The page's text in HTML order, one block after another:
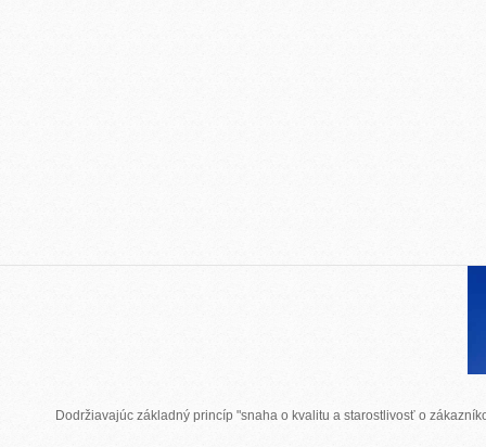
Dodržiavajúc základný princíp "snaha o kvalitu a starostlivosť o